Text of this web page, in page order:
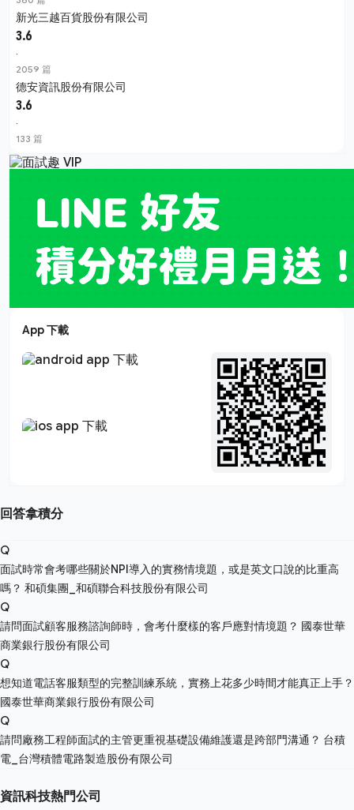
新光三越百貨股份有限公司
3.6
·
2059 篇
德安資訊股份有限公司
3.6
·
133 篇
App 下載
回答拿積分
Q
面試時常會考哪些關於NPI導入的實務情境題，或是英文口說的比重高
嗎？ 和碩集團_和碩聯合科技股份有限公司
Q
請問面試顧客服務諮詢師時，會考什麼樣的客戶應對情境題？ 國泰世華
商業銀行股份有限公司
Q
想知道電話客服類型的完整訓練系統，實務上花多少時間才能真正上手？
國泰世華商業銀行股份有限公司
Q
請問廠務工程師面試的主管更重視基礎設備維護還是跨部門溝通？ 台積
電_台灣積體電路製造股份有限公司
資訊科技熱門公司